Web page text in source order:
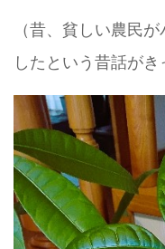
（昔、貧しい農民
したという昔話がき